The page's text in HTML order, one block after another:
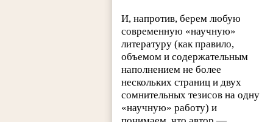
И, напротив, берем любую
современную «научную»
литературу (как правило,
объемом и содержательным
наполнением не более
нескольких страниц и двух
сомнительных тезисов на одну
«научную» работу) и